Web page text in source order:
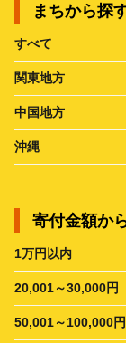
まちから探
すべて
関東地方
中国地方
沖縄
寄付金額か
1万円以内
20,001～30,000円
50,001～100,000円